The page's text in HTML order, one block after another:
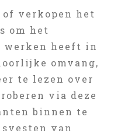
verkopen het
om het
werken heeft in
omvang,
te lezen over
via deze
binnen te
van